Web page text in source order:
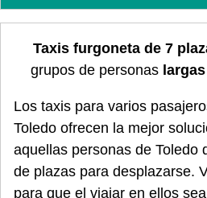
Taxis furgoneta de 7
grupos de personas
Los taxis para varios
Toledo ofrecen la mejor
aquellas personas de Toledo
de plazas para desplazarse.
para que el viajar en ellos